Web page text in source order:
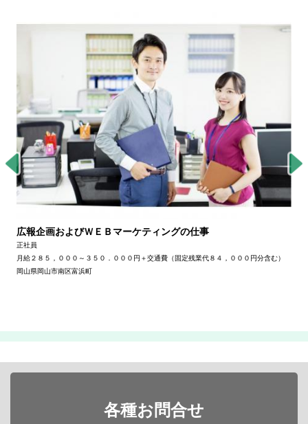
広報企画およびＷＥＢマーケティングの仕事
正社員
月給２８５，０００～３５０．０００円＋交通費（固定残業代８４，０００円分含む）
岡山県岡山市南区富浜町
各種お問合せ